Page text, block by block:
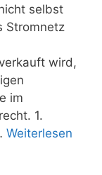
selbst
Stromnetz
wird,
im
1.
Weiterlesen